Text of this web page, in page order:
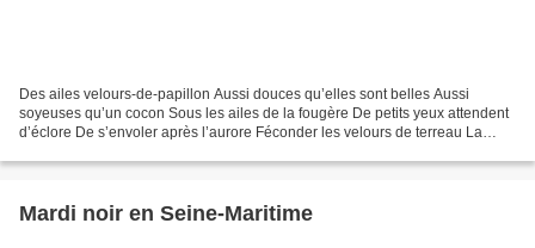
Des ailes velours-de-papillon Aussi douces qu’elles sont belles Aussi
soyeuses qu’un cocon Sous les ailes de la fougère De petits yeux attendent
d’éclore De s’envoler après l’aurore Féconder les velours de terreau La
Mardi noir en Seine-Maritime